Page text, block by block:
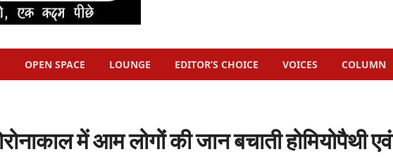
OPEN SPACE LOUNGE EDITOR’S CHOICE VOICES COLUMN
में आम लोगों की जान बचाती होमियोपैथी एवं